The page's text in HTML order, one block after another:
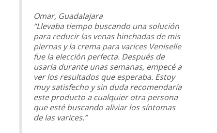
Omar, Guadalajara
“Llevaba tiempo buscando una solución
para reducir las venas hinchadas de mis
piernas y la crema para varices Veniselle
fue la elección perfecta. Después de
usarla durante unas semanas, empecé a
ver los resultados que esperaba. Estoy
muy satisfecho y sin duda recomendaría
este producto a cualquier otra persona
que esté buscando aliviar los síntomas
de las varices.”